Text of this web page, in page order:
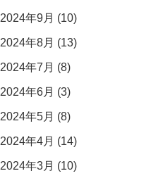
2024年9月 (10)
2024年8月 (13)
2024年7月 (8)
2024年6月 (3)
2024年5月 (8)
2024年4月 (14)
2024年3月 (10)